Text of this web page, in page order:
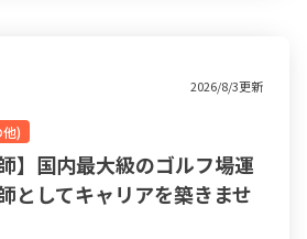
2026/8/3更新
)
】国内最大級のゴルフ場運
としてキャリアを築きませ